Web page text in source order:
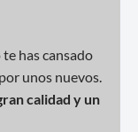
has cansado
unos nuevos.
calidad y un